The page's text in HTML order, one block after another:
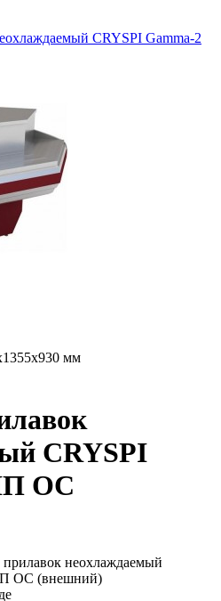
CRYSPI Gamma-2
мм
CRYSPI
OC
неохлаждаемый
OC (внешний)